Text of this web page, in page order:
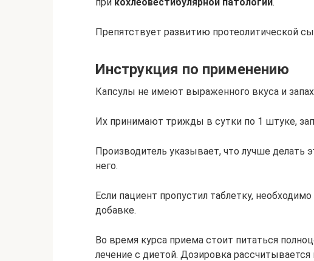
Препятствует развитию протеолитической
Инструкция по применению
Капсулы не имеют выраженного вкуса и
Их принимают трижды в сутки по 1 штуке,
Производитель указывает, что лучше делать
него.
Если пациент пропустил таблетку,
добавке.
Во время курса приема стоит питаться
лечение с диетой. Дозировка рассчитывается